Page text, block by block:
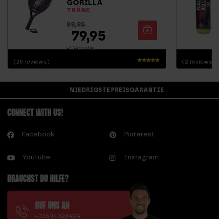
GORILLA
TRÄNE
Bewertet
4.68
von 5
(20 reviews)
99,95
79,95
Vorrätig
(2 reviews)
NIEDRIGSTE PREISGARANTIE
CONNECT WITH US!
Facebook Pinterest
Youtube Instagram
BRAUCHST DU HILFE?
RUF UNS AN
+31534328424